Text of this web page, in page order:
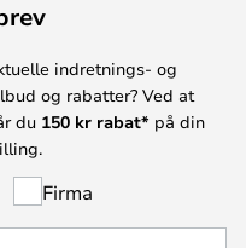
indretnings- og
og rabatter? Ved at
du 150 kr rabat* på din
Firma